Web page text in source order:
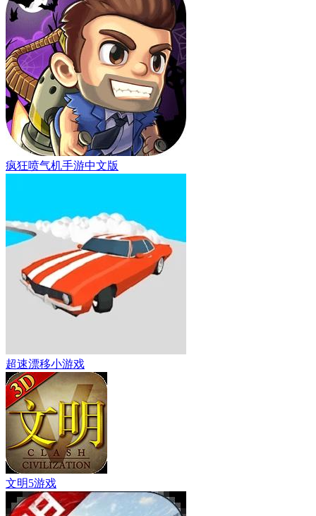
疯狂喷气机手游中文版
超速漂移小游戏
文明5游戏